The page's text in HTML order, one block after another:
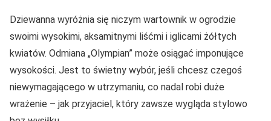
Dziewanna wyróżnia się niczym wartownik w ogrodzie
swoimi wysokimi, aksamitnymi liśćmi i iglicami żółtych
kwiatów. Odmiana „Olympian” może osiągać imponujące
wysokości. Jest to świetny wybór, jeśli chcesz czegoś
niewymagającego w utrzymaniu, co nadal robi duże
wrażenie – jak przyjaciel, który zawsze wygląda stylowo